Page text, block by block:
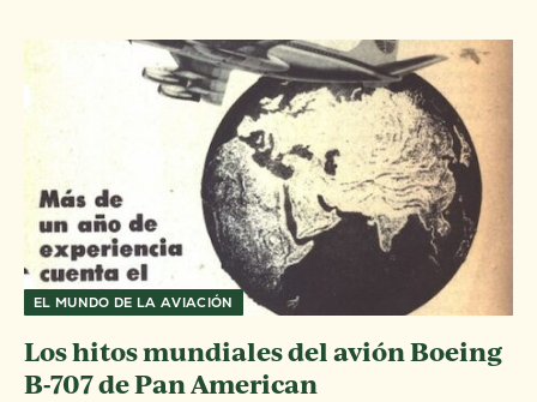
EL MUNDO DE LA AVIACIÓN
Los hitos mundiales del avión Boeing
B-707 de Pan American